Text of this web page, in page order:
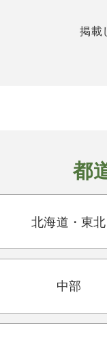
掲載
都
北海道・東北
中部